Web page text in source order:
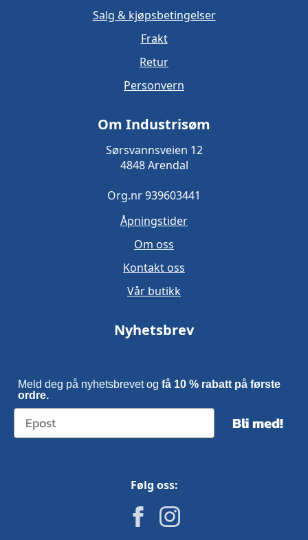
Salg & kjøpsbetingelser
Frakt
Retur
Personvern
Om Industrisøm
Sørsvannsveien 12
4848 Arendal
Org.nr 939603441
Åpningstider
Om oss
Kontakt oss
Vår butikk
Nyhetsbrev
Meld deg på nyhetsbrevet og få 10 % rabatt på første
ordre.
Bli med!
Følg oss: